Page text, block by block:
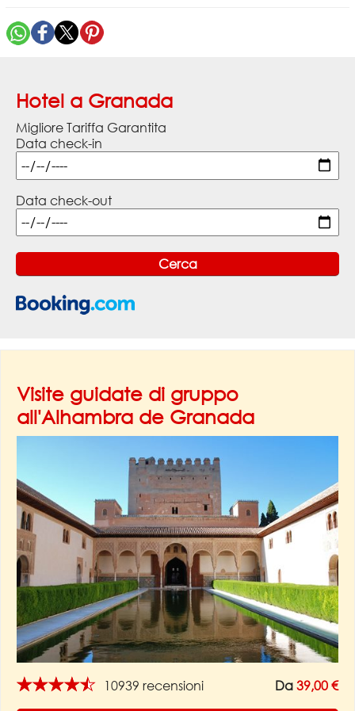
Hotel a Granada
Migliore Tariffa Garantita
Data check-in
Data check-out
Visite guidate di gruppo
all'Alhambra de Granada
★★★★★ 10939 recensioni Da 39,00 €